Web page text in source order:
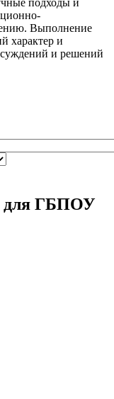
Выполнение
характер и
суждений и решений
для ГБПОУ